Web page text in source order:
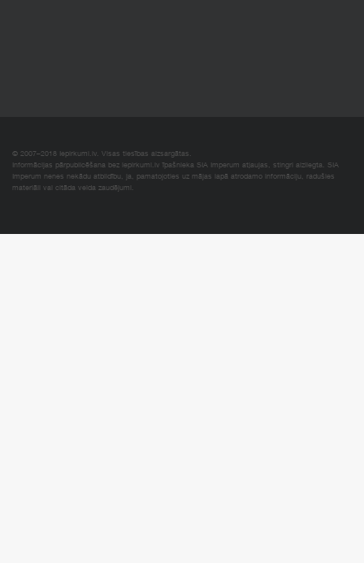
© 2007–2018 Iepirkumi.lv. Visas tiesības aizsargātas.
Informācijas pārpublicēšana bez iepirkumi.lv īpašnieka SIA Imperum atļaujas, stingri aizliegta. SIA
Imperum nenes nekādu atbildību, ja, pamatojoties uz mājas lapā atrodamo informāciju, radušies
materiāli vai citāda veida zaudējumi.